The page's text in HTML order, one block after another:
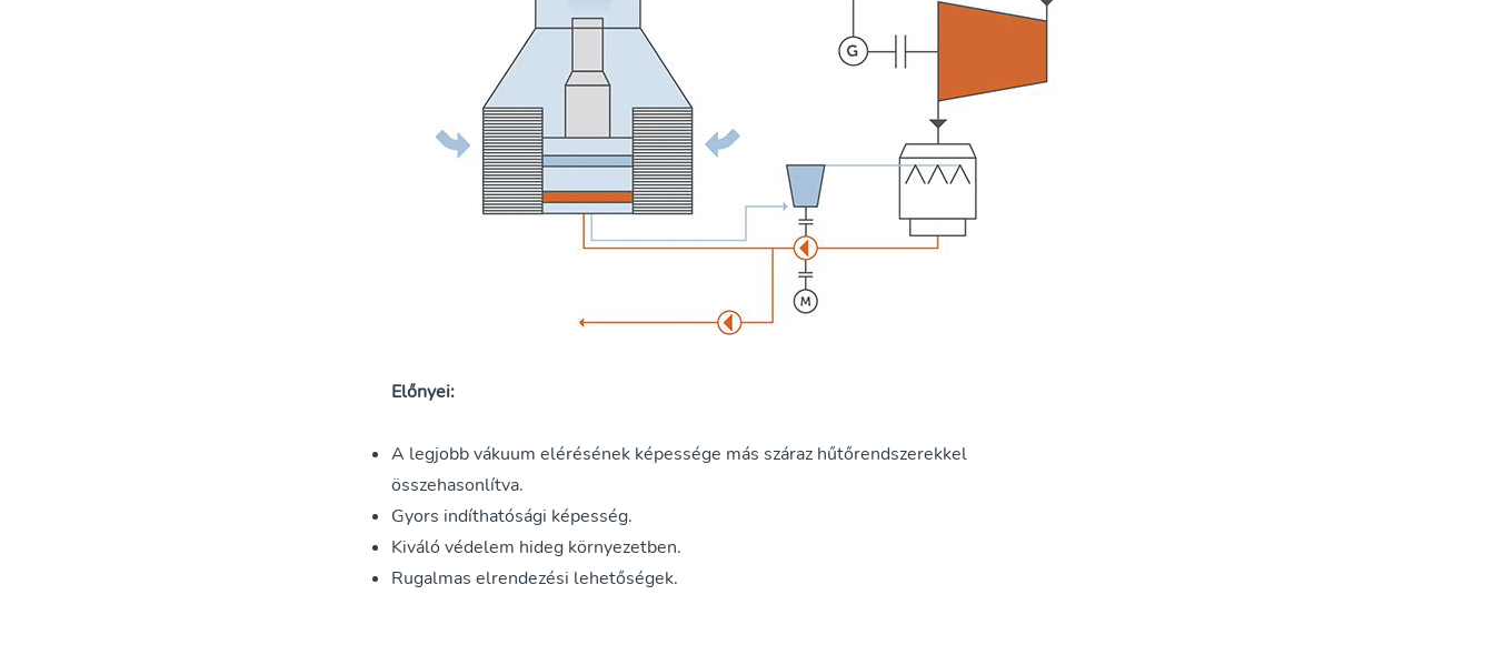
Előnyei:
A legjobb vákuum elérésének képessége más száraz hűtőrendszerekkel
összehasonlítva.
Gyors indíthatósági képesség.
Kiváló védelem hideg környezetben.
Rugalmas elrendezési lehetőségek.